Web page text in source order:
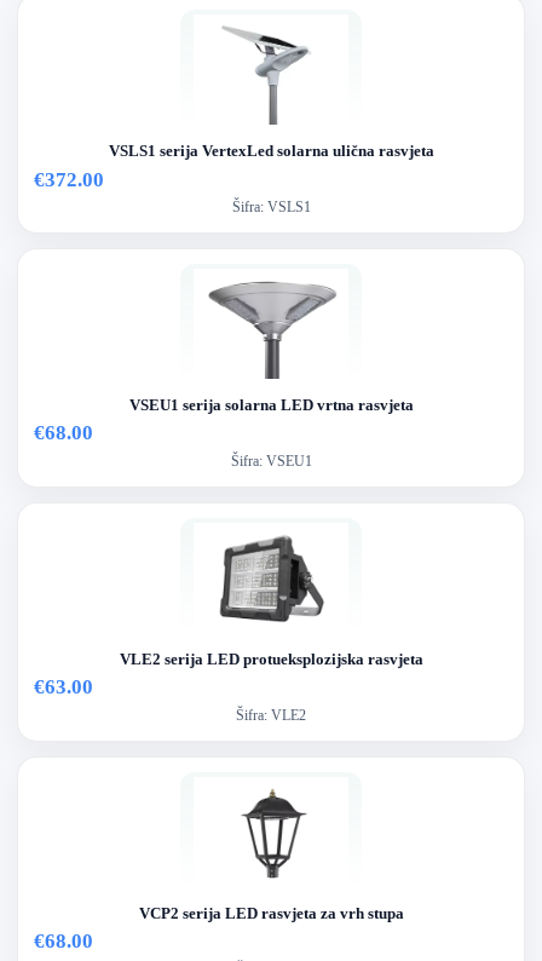
VSLS1 serija VertexLed solarna ulična rasvjeta
€372.00
Šifra: VSLS1
VSEU1 serija solarna LED vrtna rasvjeta
€68.00
Šifra: VSEU1
VLE2 serija LED protueksplozijska rasvjeta
€63.00
Šifra: VLE2
VCP2 serija LED rasvjeta za vrh stupa
€68.00